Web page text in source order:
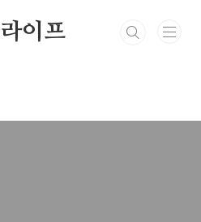
이프